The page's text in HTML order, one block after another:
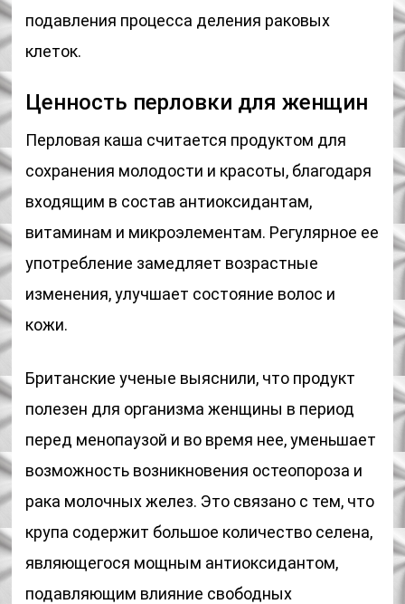
подавления процесса деления раковых
клеток.
Ценность перловки для женщин
Перловая каша считается продуктом для
сохранения молодости и красоты, благодаря
входящим в состав антиоксидантам,
витаминам и микроэлементам. Регулярное ее
употребление замедляет возрастные
изменения, улучшает состояние волос и
кожи.
Британские ученые выяснили, что продукт
полезен для организма женщины в период
перед менопаузой и во время нее, уменьшает
возможность возникновения остеопороза и
рака молочных желез. Это связано с тем, что
крупа содержит большое количество селена,
являющегося мощным антиоксидантом,
подавляющим влияние свободных